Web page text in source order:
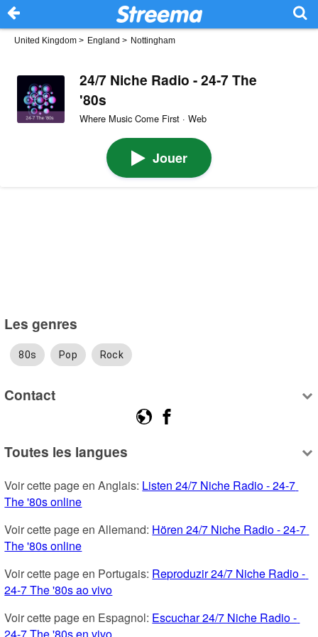
United Kingdom > England > Nottingham
24/7 Niche Radio - 24-7 The
'80s
Where Music Come First · Web
Jouer
Les genres
80s Pop Rock
Contact
Toutes les langues
Voir cette page en Anglais: Listen 24/7 Niche Radio - 24-7
The '80s online
Voir cette page en Allemand: Hören 24/7 Niche Radio - 24-7
The '80s online
Voir cette page en Portugais: Reproduzir 24/7 Niche Radio -
24-7 The '80s ao vivo
Voir cette page en Espagnol: Escuchar 24/7 Niche Radio -
24-7 The '80s en vivo